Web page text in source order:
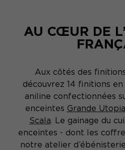
AU CŒUR DE
Aux côtés des
découvrez 14 finitions
aniline confectionnées
enceintes Grande Utopia
Scala. Le gainage du
enceintes - dont les
notre atelier